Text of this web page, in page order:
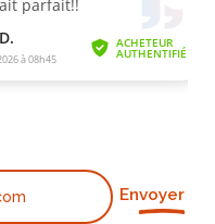
Envoyer